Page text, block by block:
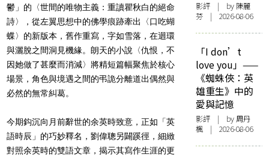
鬱」的〈世間的唯物主義：重讀瞿秋白的絕命
詩〉，從左翼思想中的佛學痕跡牽出〈口吃蝴
蝶〉的新版本，舊作重寫，字如雪落，在迴環
與灑脫之間洞見機緣。朗天的小說〈仇恨，不
因她做了甚麼而消減〉將精短篇幅聚焦於核心
場景，角色與境遇之間的弔詭分離道出偶然與
必然的無常糾葛。
今期鈎沉向月前辭世的余英時致意，正如「英
語時辰」的巧妙釋名，劉偉聰另闢蹊徑，細緻
對照余英時的雙語文章，揭示其寫作生涯的更
影評 | by 陳麗
芬 | 2026-08-06
「I don’t
love you」——
《蜘蛛俠：英
雄重生》中的
愛與記憶
影評 | by周丹
楓 | 2026-08-06